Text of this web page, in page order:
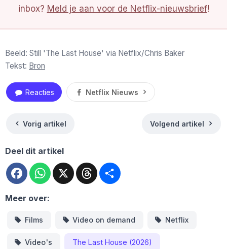
inbox? Meld je aan voor de Netflix-nieuwsbrief!
Beeld: Still 'The Last House' via Netflix/Chris Baker
Tekst: Bron
Reacties Netflix Nieuws
Vorig artikel Volgend artikel
Deel dit artikel
FacebookWhatsApp
X Threads
Meer over:
Films Video on demand Netflix
Video's The Last House (2026)